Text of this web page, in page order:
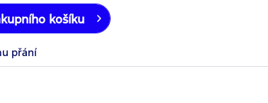
košíku
přání